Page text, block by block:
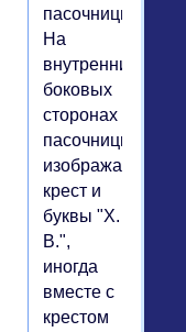
пасочницы.
На
внутренних
боковых
сторонах
пасочницы
изображается
крест и
буквы "Х.
В.",
иногда
вместе с
крестом